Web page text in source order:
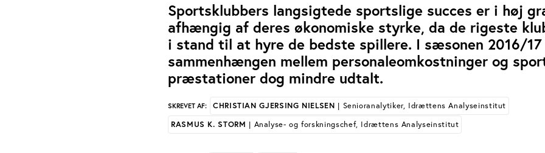
Sportsklubbers langsigtede sportslige succes er i høj
afhængig af deres økonomiske styrke, da de rigeste
i stand til at hyre de bedste spillere. I sæsonen 2016/
sammenhængen mellem personaleomkostninger og
præstationer dog mindre udtalt.
SKREVET AF: CHRISTIAN GJERSING NIELSEN | Senioranalytiker, Idrættens Analyseinstitut
RASMUS K. STORM | Analyse- og forskningschef, Idrættens Analyseinstitut